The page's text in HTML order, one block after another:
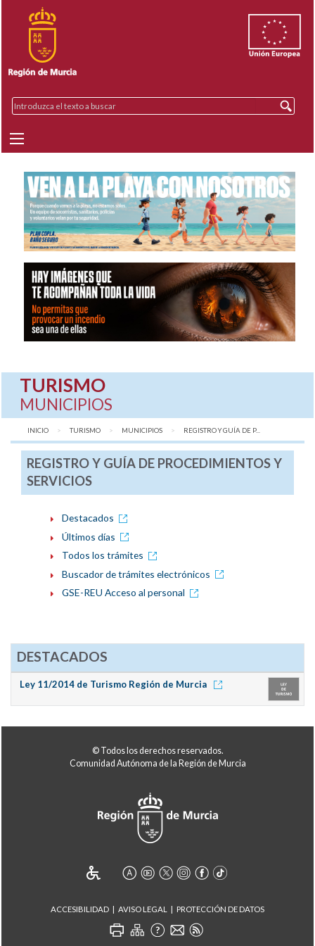
TURISMO
MUNICIPIOS
INICIO TURISMO MUNICIPIOS AQUÍ:
REGISTRO Y GUÍA DE P...
REGISTRO Y GUÍA DE PROCEDIMIENTOS Y
SERVICIOS
Destacados
Últimos días
Todos los trámites
Buscador de trámites electrónicos
GSE-REU Acceso al personal
DESTACADOS
Ley 11/2014 de Turismo Región de Murcia
© Todos los derechos reservados.
Comunidad Autónoma de la Región de Murcia
ACCESIBILIDAD AVISO LEGAL PROTECCIÓN DE DATOS